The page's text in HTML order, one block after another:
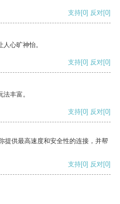
支持[0] 反对[0]
心旷神怡。
支持[0] 反对[0]
丰富。
支持[0] 反对[0]
提供最高速度和安全性的连接，并帮
支持[0] 反对[0]